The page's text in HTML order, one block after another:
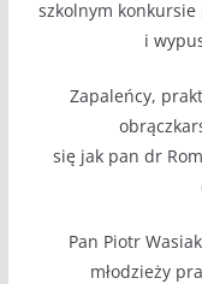
szkolnym
i
Zapaleńcy,
się jak pan dr
Pan Piotr
młodzieży